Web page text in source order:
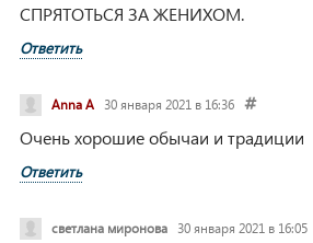
СПРЯТОТЬСЯ ЗА ЖЕНИХОМ.
Ответить
Anna A 30 января 2021 в 16:36
Очень хорошие обычаи и традиции
Ответить
светлана миронова 30 января 2021 в 16:05